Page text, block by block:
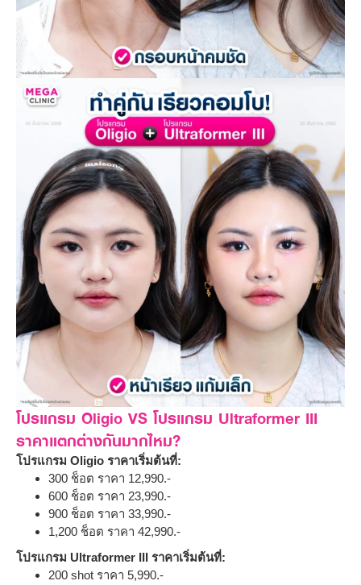
โปรแกรม Oligio VS โปรแกรม Ultraformer III
ราคาแตกต่างกันมากไหม?
โปรแกรม Oligio ราคาเริ่มต้นที่:
300 ช็อต ราคา 12,990.-
600 ช็อต ราคา 23,990.-
900 ช็อต ราคา 33,990.-
1,200 ช็อต ราคา 42,990.-
โปรแกรม Ultraformer III ราคาเริ่มต้นที่:
200 shot ราคา 5,990.-